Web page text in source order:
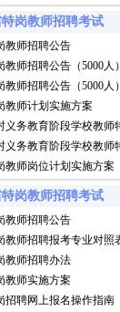
岗教师招聘考试
教师招聘公告
师招聘公告（5000人）
师招聘公告（5000人）
教师计划实施方案
义务教育阶段学校教师
义务教育阶段学校教
教师岗位计划实施方案
岗教师招聘考试
教师招聘公告
教师招聘报考专业对照
教师招聘办法
教师实施方案
招聘网上报名操作指南